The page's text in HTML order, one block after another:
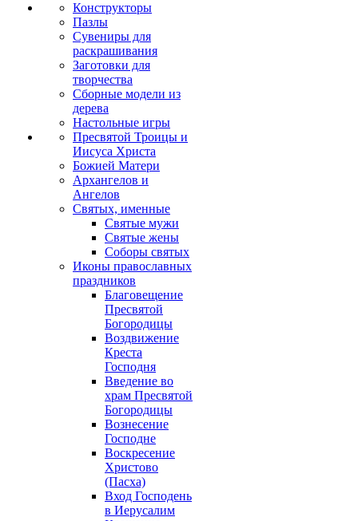
Конструкторы
Пазлы
Сувениры для
раскрашивания
Заготовки для
творчества
Сборные модели из
дерева
Настольные игры
Пресвятой Троицы и
Иисуса Христа
Божией Матери
Архангелов и
Ангелов
Святых, именные
Святые мужи
Святые жены
Соборы святых
Иконы православных
праздников
Благовещение
Пресвятой
Богородицы
Воздвижение
Креста
Господня
Введение во
храм Пресвятой
Богородицы
Вознесение
Господне
Воскресение
Христово
(Пасха)
Вход Господень
в Иерусалим